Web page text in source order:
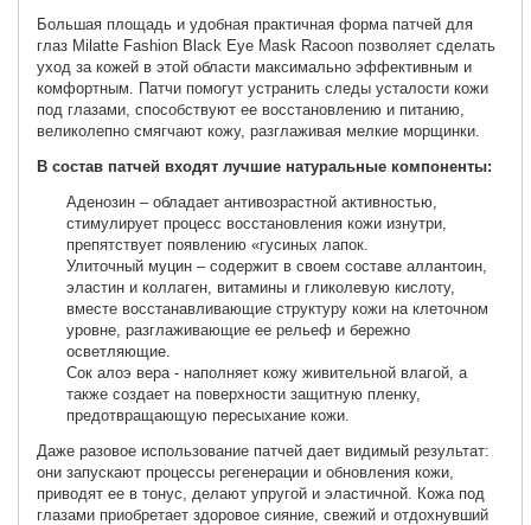
Большая площадь и удобная практичная форма патчей для
глаз Milatte Fashion Black Eye Mask Racoon позволяет сделать
уход за кожей в этой области максимально эффективным и
комфортным. Патчи помогут устранить следы усталости кожи
под глазами, способствуют ее восстановлению и питанию,
великолепно смягчают кожу, разглаживая мелкие морщинки.
В состав патчей входят лучшие натуральные компоненты:
Аденозин – обладает антивозрастной активностью,
стимулирует процесс восстановления кожи изнутри,
препятствует появлению «гусиных лапок.
Улиточный муцин – содержит в своем составе аллантоин,
эластин и коллаген, витамины и гликолевую кислоту,
вместе восстанавливающие структуру кожи на клеточном
уровне, разглаживающие ее рельеф и бережно
осветляющие.
Сок алоэ вера - наполняет кожу живительной влагой, а
также создает на поверхности защитную пленку,
предотвращающую пересыхание кожи.
Даже разовое использование патчей дает видимый результат:
они запускают процессы регенерации и обновления кожи,
приводят ее в тонус, делают упругой и эластичной. Кожа под
глазами приобретает здоровое сияние, свежий и отдохнувший